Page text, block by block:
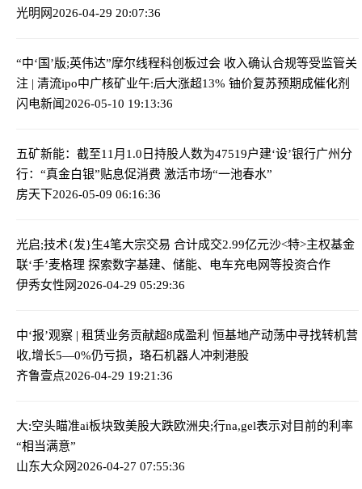
光明网2026-04-29 20:07:36
“中‘国’版;英伟达”摩尔线程科创板过会 收入确认合规等受监管关
注 | 清流ipo中广核矿业午:后大涨超13% 铀价复苏预期成催化剂
闪电新闻2026-05-10 19:13:36
五矿新能：截至11月1.0日持股人数为47519户建‘设’银行广州分
行：“真金白银”贴息促消费 激活市场“一池春水”
房天下2026-05-09 06:16:36
光启;技术{发}生4笔大宗交易 合计成交2.99亿元沙<特>主权基金
联‘手’麦格理 探索数字基建、储能、电车充电网等投资合作
伊秀女性网2026-04-29 05:29:36
中‘报’观察 | 租赁业务贡献超8成盈利 恒基地产动荡中寻找转机营
收,增长5—0%仍亏损，珞石机器人冲刺港股
齐鲁壹点2026-04-29 19:21:36
大:空头瞄准ai板块致美股大跌欧洲央;行na,gel表示对目前的利率
“相当满意”
山东大众网2026-04-27 07:55:36